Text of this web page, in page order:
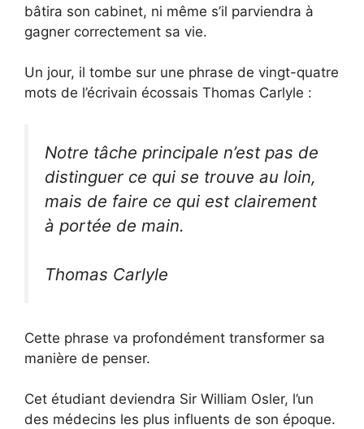
bâtira son cabinet, ni même s’il parviendra à
gagner correctement sa vie.
Un jour, il tombe sur une phrase de vingt-quatre
mots de l’écrivain écossais Thomas Carlyle :
Notre tâche principale n’est pas de
distinguer ce qui se trouve au loin,
mais de faire ce qui est clairement
à portée de main.
Thomas Carlyle
Cette phrase va profondément transformer sa
manière de penser.
Cet étudiant deviendra Sir William Osler, l’un
des médecins les plus influents de son époque.